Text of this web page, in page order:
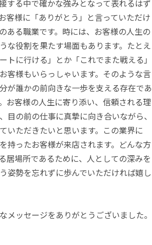
する中で確かな強みとなって表れるはず
客様に「ありがとう」と言っていただけ
ある職業です。時には、お客様の人生の
な役割を果たす場面もあります。たとえ
トに行ける」とか「これでまた戦える」
客様もいらっしゃいます。そのような言
が誰かの前向きな一歩を支える存在であ
お客様の人生に寄り添い、信頼される理
目の前の仕事に真摯に向き合いながら、
いただきたいと思います。この業界に
持ったお客様が来店されます。どんな方
居場所であるために、人としての深みを
姿勢を忘れずに歩んでいただければ嬉し
メッセージをありがとうございました。